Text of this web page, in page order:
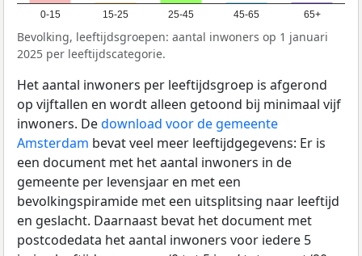
0-15 15-25 25-45 45-65 65+
Bevolking, leeftijdsgroepen: aantal inwoners op 1 januari
2025 per leeftijdscategorie.
Het aantal inwoners per leeftijdsgroep is afgerond
op vijftallen en wordt alleen getoond bij minimaal vijf
inwoners. Dedownload voor de gemeente
Amsterdam bevat veel meer leeftijdgegevens: Er is
een document met het aantal inwoners in de
gemeente per levensjaar en met een
bevolkingspiramide met een uitsplitsing naar leeftijd
en geslacht. Daarnaast bevat het document met
postcodedata het aantal inwoners voor iedere 5